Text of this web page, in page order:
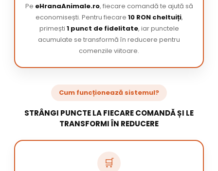
Pe eHranaAnimale.ro, fiecare comandă te ajută să
economisești. Pentru fiecare 10 RON cheltuiți,
primești 1 punct de fidelitate, iar punctele
acumulate se transformă în reducere pentru
comenzile viitoare.
Cum funcționează sistemul?
STRÂNGI PUNCTE LA FIECARE COMANDĂ ȘI LE
TRANSFORMI ÎN REDUCERE
🛒